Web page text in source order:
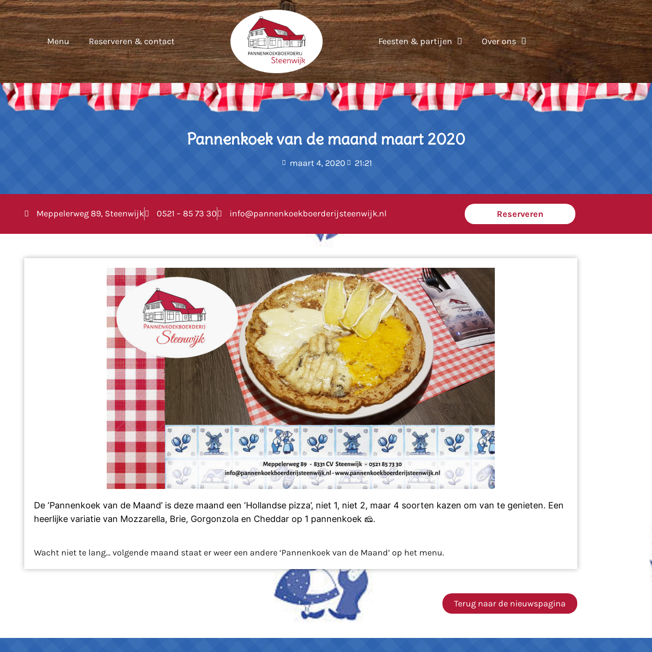
Menu Reserveren & contact Feesten & partijen Over ons
Pannenkoek van de maand maart 2020
maart 4, 2020 21:21
Meppelerweg 89, Steenwijk 0521 – 85 73 30 info@pannenkoekboerderijsteenwijk.nl Reserveren
De ‘Pannenkoek van de Maand’ is deze maand een ‘Hollandse pizza’, niet 1, niet 2, maar 4 soorten kazen om van te genieten. Een
heerlijke variatie van Mozzarella, Brie, Gorgonzola en Cheddar op 1 pannenkoek 🧀.
Wacht niet te lang… volgende maand staat er weer een andere ‘Pannenkoek van de Maand’ op het menu.
Terug naar de nieuwspagina